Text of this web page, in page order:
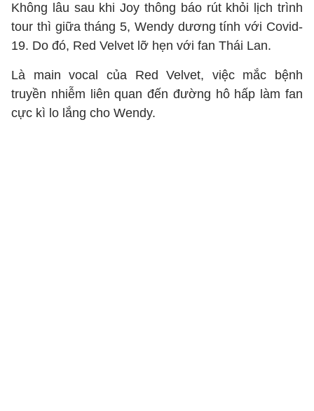
Không lâu sau khi Joy thông báo rút khỏi lịch trình
tour thì giữa tháng 5, Wendy dương tính với Covid-
19. Do đó, Red Velvet lỡ hẹn với fan Thái Lan.
Là main vocal của Red Velvet, việc mắc bệnh
truyền nhiễm liên quan đến đường hô hấp làm fan
cực kì lo lắng cho Wendy.